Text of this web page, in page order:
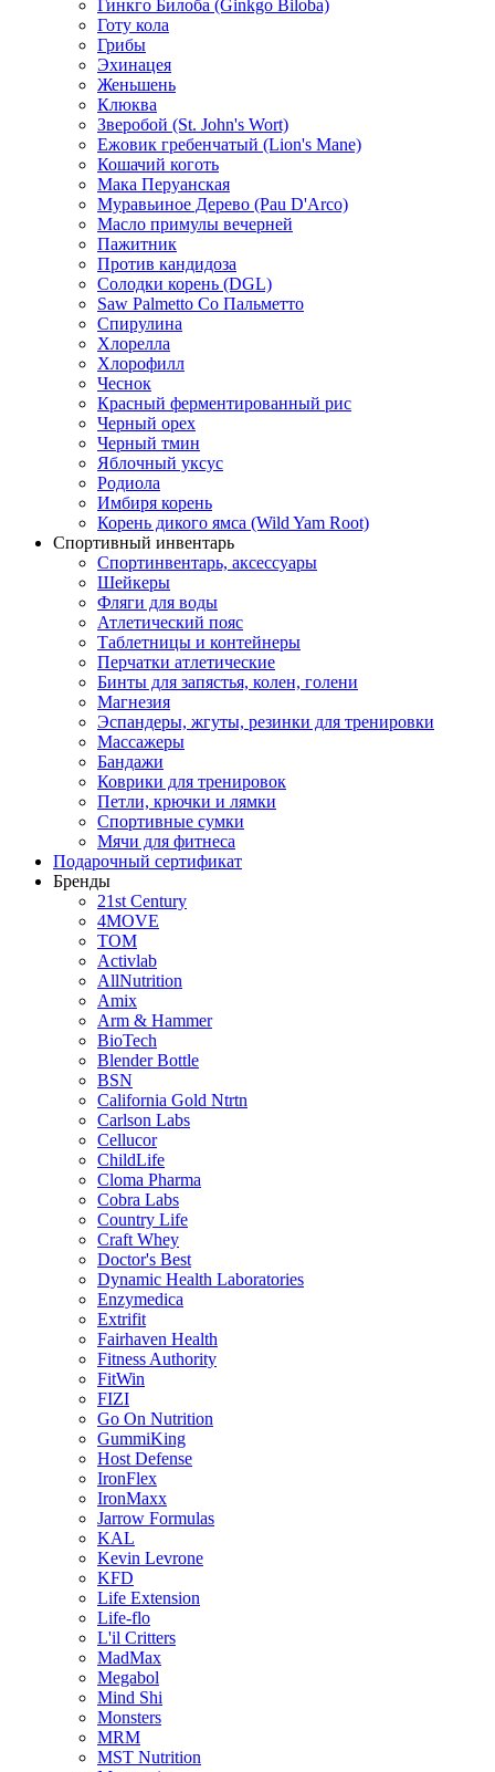
Гинкго Билоба (Ginkgo Biloba)
Готу кола
Грибы
Эхинацея
Женьшень
Клюква
Зверобой (St. John's Wort)
Ежовик гребенчатый (Lion's Mane)
Кошачий коготь
Мака Перуанская
Муравьиное Дерево (Pau D'Arco)
Масло примулы вечерней
Пажитник
Против кандидоза
Солодки корень (DGL)
Saw Palmetto Со Пальметто
Спирулина
Хлорелла
Хлорофилл
Чеснок
Красный ферментированный рис
Черный орех
Черный тмин
Яблочный уксус
Родиола
Имбиря корень
Корень дикого ямса (Wild Yam Root)
Спортивный инвентарь
Спортинвентарь, аксессуары
Шейкеры
Фляги для воды
Атлетический пояс
Таблетницы и контейнеры
Перчатки атлетические
Бинты для запястья, колен, голени
Магнезия
Эспандеры, жгуты, резинки для тренировки
Массажеры
Бандажи
Коврики для тренировок
Петли, крючки и лямки
Спортивные сумки
Мячи для фитнеса
Подарочный сертификат
Бренды
21st Century
4MOVE
ТОМ
Activlab
AllNutrition
Amix
Arm & Hammer
BioTech
Blender Bottle
BSN
California Gold Ntrtn
Carlson Labs
Cellucor
ChildLife
Cloma Pharma
Cobra Labs
Country Life
Craft Whey
Doctor's Best
Dynamic Health Laboratories
Enzymedica
Extrifit
Fairhaven Health
Fitness Authority
FitWin
FIZI
Go On Nutrition
GummiKing
Host Defense
IronFlex
IronMaxx
Jarrow Formulas
KAL
Kevin Levrone
KFD
Life Extension
Life-flo
L'il Critters
MadMax
Megabol
Mind Shi
Monsters
MRM
MST Nutrition